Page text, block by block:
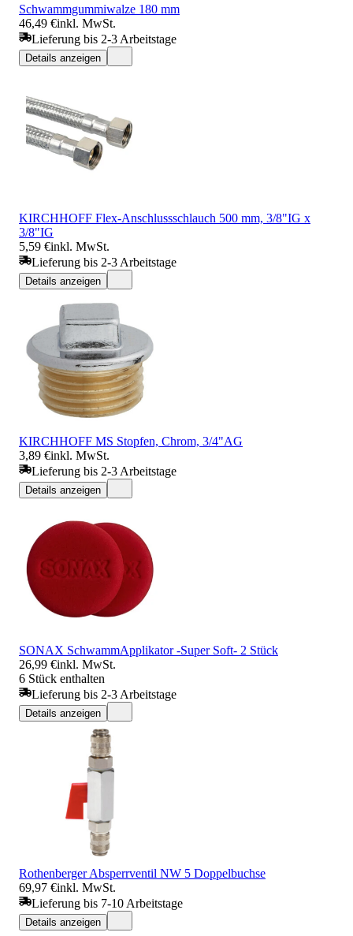
Schwammgummiwalze 180 mm
46,49 €inkl. MwSt.
Lieferung bis 2-3 Arbeitstage
Details anzeigen
KIRCHHOFF Flex-Anschlussschlauch 500 mm, 3/8"IG x
3/8"IG
5,59 €inkl. MwSt.
Lieferung bis 2-3 Arbeitstage
Details anzeigen
KIRCHHOFF MS Stopfen, Chrom, 3/4"AG
3,89 €inkl. MwSt.
Lieferung bis 2-3 Arbeitstage
Details anzeigen
SONAX SchwammApplikator -Super Soft- 2 Stück
26,99 €inkl. MwSt.
6 Stück enthalten
Lieferung bis 2-3 Arbeitstage
Details anzeigen
Rothenberger Absperrventil NW 5 Doppelbuchse
69,97 €inkl. MwSt.
Lieferung bis 7-10 Arbeitstage
Details anzeigen